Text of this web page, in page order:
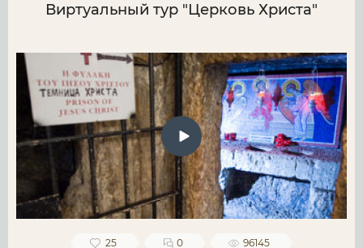
Виртуальный тур "Церковь Христа"
25 0 96145